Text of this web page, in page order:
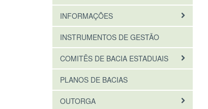
INFORMAÇÕES
INSTRUMENTOS DE GESTÃO
COMITÊS DE BACIA ESTADUAIS
PLANOS DE BACIAS
OUTORGA